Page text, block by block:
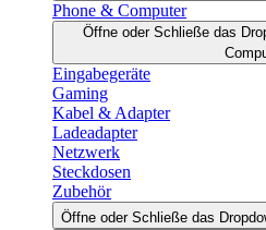
Phone & Computer
Öffne oder Schließe das
Eingabegeräte
Gaming
Kabel & Adapter
Ladeadapter
Netzwerk
Steckdosen
Zubehör
Öffne oder Schließe das